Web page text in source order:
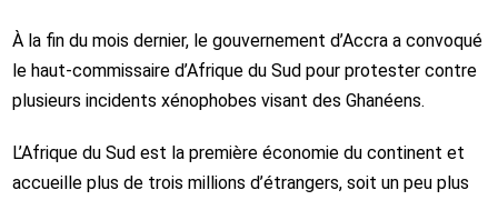
À la fin du mois dernier, le gouvernement d’Accra a convoqué
le haut-commissaire d’Afrique du Sud pour protester contre
plusieurs incidents xénophobes visant des Ghanéens.
L’Afrique du Sud est la première économie du continent et
accueille plus de trois millions d’étrangers, soit un peu plus